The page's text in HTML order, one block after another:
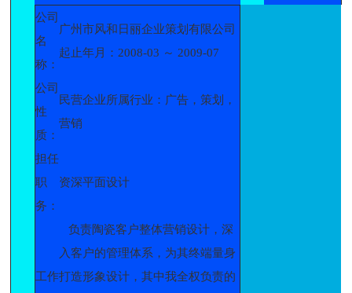
公司
名
称：
广州市风和日丽企业策划有限公司
起止年月：2008-03 ～ 2009-07
公司
性
质：
民营企业所属行业：广告，策划，
营销
担任
职
务：
资深平面设计
工作
负责陶瓷客户整体营销设计，深
入客户的管理体系，为其终端量身
打造形象设计，其中我全权负责的